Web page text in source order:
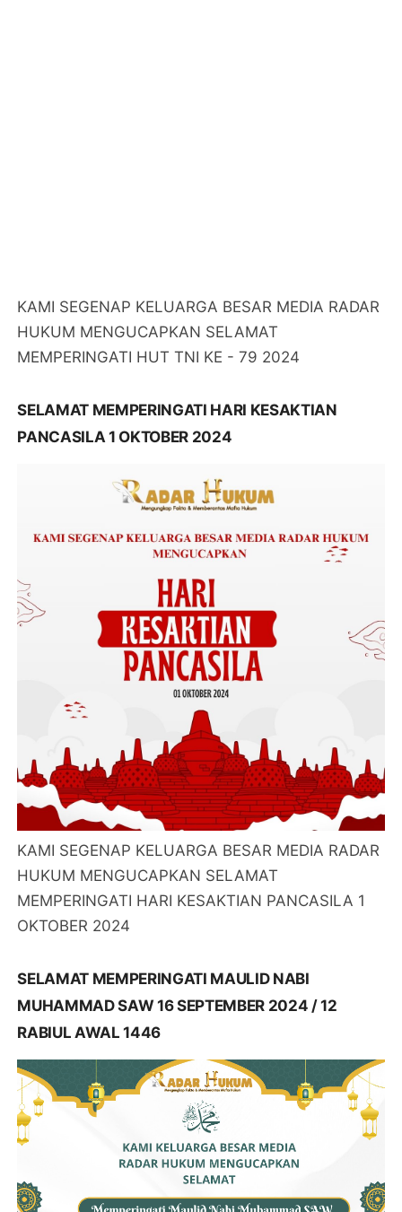
HUKUM MENGUCAPKAN SELAMAT
MEMPERINGATI HUT TNI KE - 79 2024
SELAMAT MEMPERINGATI HARI KESAKTIAN
PANCASILA 1 OKTOBER 2024
KAMI SEGENAP KELUARGA BESAR MEDIA RADAR
HUKUM MENGUCAPKAN SELAMAT
MEMPERINGATI HARI KESAKTIAN PANCASILA 1
OKTOBER 2024
SELAMAT MEMPERINGATI MAULID NABI
MUHAMMAD SAW 16 SEPTEMBER 2024 / 12
RABIUL AWAL 1446